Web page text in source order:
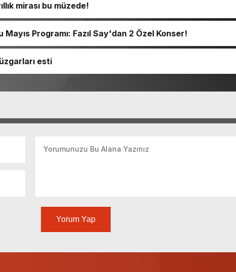
mirası bu müzede!
Programı: Fazıl Say'dan 2 Özel Konser!
esti
Yorum Yap